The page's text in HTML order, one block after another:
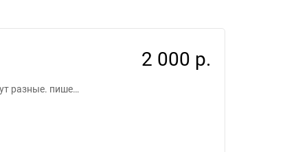
2 000 р.
разные. пише…